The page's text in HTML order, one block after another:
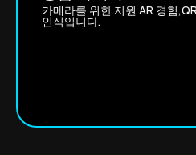
카메라를 위한 지원 AR 경험
인식입니다.